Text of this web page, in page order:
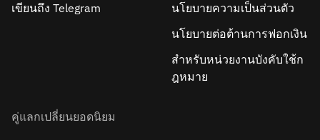
เขียนถึง Telegram
นโยบายความเป็นส่วนตัว
นโยบายต่อต้านการฟอกเงิน
สำหรับหน่วยงานบังคับใช้ก
ฎหมาย
คู่แลกเปลี่ยนยอดนิยม